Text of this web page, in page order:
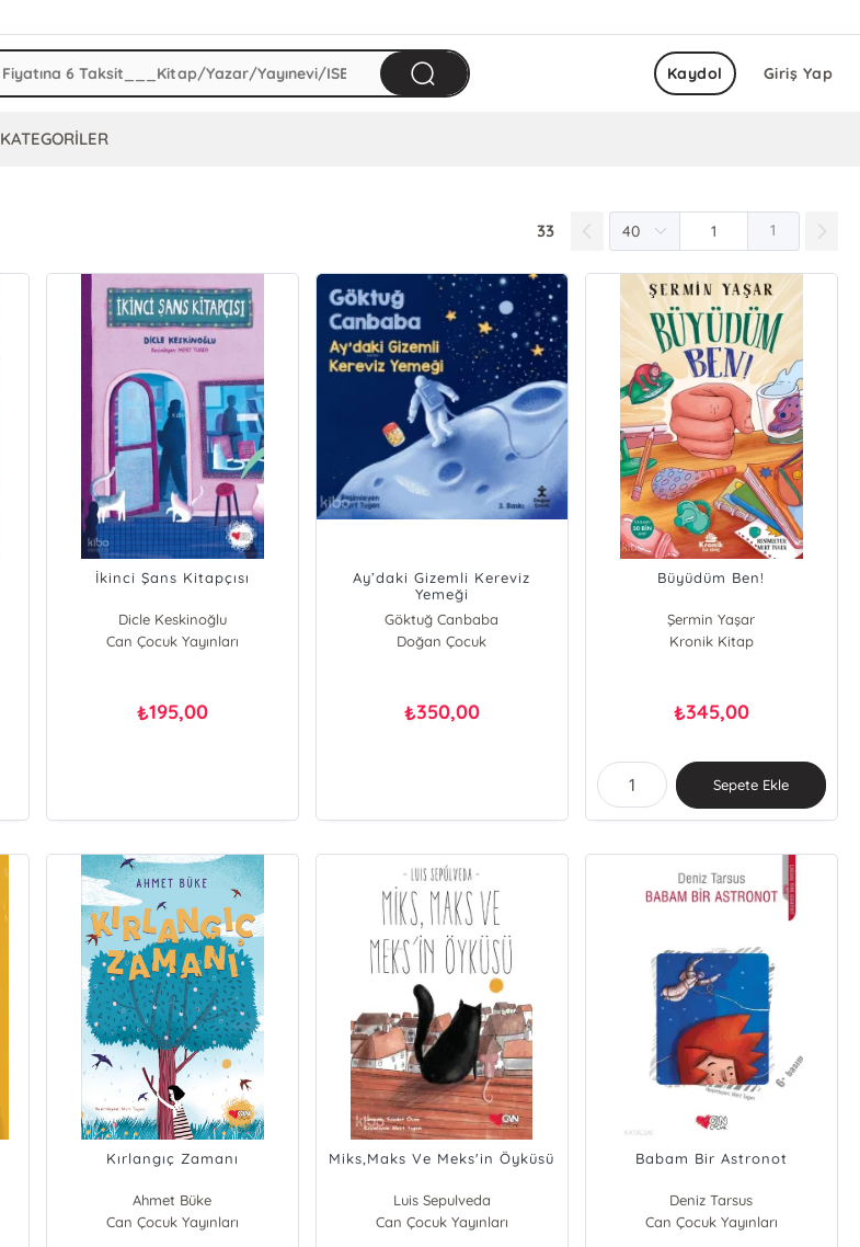
Giriş Yap
Kaydol
KATEGORİLER
33 1
İkinci Şans Kitapçısı
Dicle Keskinoğlu
Can Çocuk Yayınları
₺195,00
Ay’daki Gizemli Kereviz
Yemeği
Göktuğ Canbaba
Doğan Çocuk
₺350,00
Büyüdüm Ben!
Şermin Yaşar
Kronik Kitap
₺345,00
Sepete Ekle
Kırlangıç Zamanı
Ahmet Büke
Can Çocuk Yayınları
Miks,Maks Ve Meks'in Öyküsü
Luis Sepulveda
Can Çocuk Yayınları
Babam Bir Astronot
Deniz Tarsus
Can Çocuk Yayınları